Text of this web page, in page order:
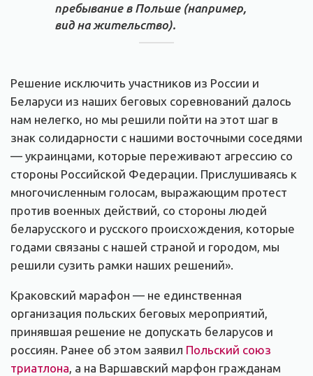
пребывание в Польше (например,
вид на жительство).
Решение исключить участников из России и
Беларуси из наших беговых соревнований далось
нам нелегко, но мы решили пойти на этот шаг в
знак солидарности с нашими восточными соседями
— украинцами, которые переживают агрессию со
стороны Российской Федерации. Прислушиваясь к
многочисленным голосам, выражающим протест
против военных действий, со стороны людей
беларусского и русского происхождения, которые
годами связаны с нашей страной и городом, мы
решили сузить рамки наших решений».
Краковский марафон — не единственная
организация польских беговых мероприятий,
принявшая решение не допускать беларусов и
россиян. Ранее об этом заявил Польский союз
триатлона, а на Варшавский марфон гражданам